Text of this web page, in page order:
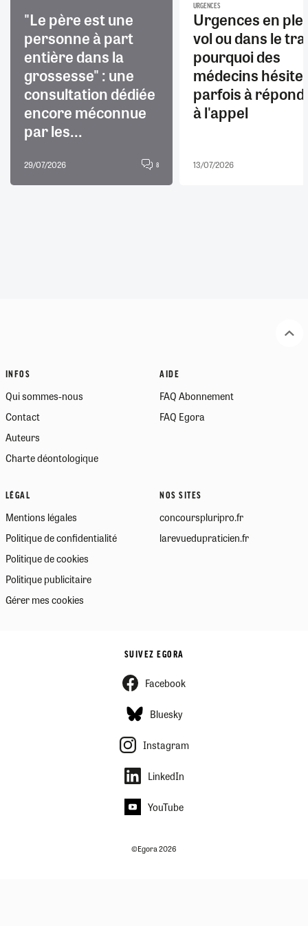
"Le père est une
personne à part
entière dans la
grossesse" : une
consultation dédiée
encore méconnue
par les...
29/07/2026 8
URGENCES
Urgences en
vol ou dans le
pourquoi des
médecins
parfois à
à l'appel
13/07/2026
INFOS
Qui sommes-nous
Contact
Auteurs
Charte déontologique
AIDE
FAQ Abonnement
FAQ Egora
LÉGAL
Mentions légales
Politique de confidentialité
Politique de cookies
Politique publicitaire
Gérer mes cookies
NOS SITES
concourspluripro.fr
larevuedupraticien.fr
SUIVEZ EGORA
Facebook
Bluesky
Instagram
LinkedIn
YouTube
©Egora 2026